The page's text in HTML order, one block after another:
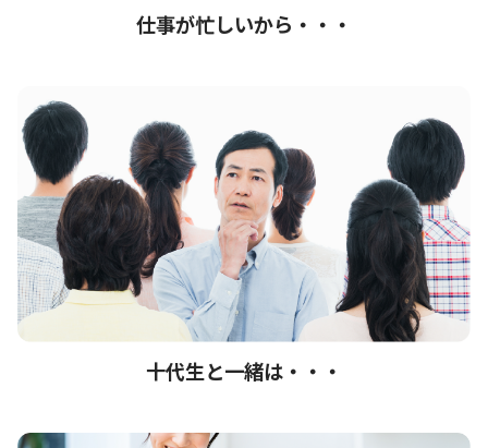
仕事が忙しいから・・・
十代生と一緒は・・・